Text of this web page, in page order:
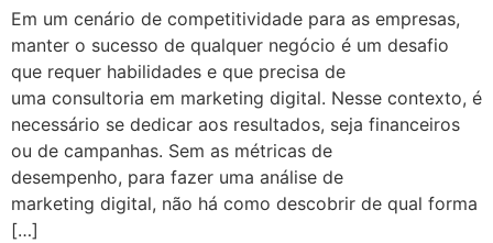
Em um cenário de competitividade para as empresas,
manter o sucesso de qualquer negócio é um desafio
que requer habilidades e que precisa de
uma consultoria em marketing digital. Nesse contexto, é
necessário se dedicar aos resultados, seja financeiros
ou de campanhas. Sem as métricas de
desempenho, para fazer uma análise de
marketing digital, não há como descobrir de qual forma
[…]